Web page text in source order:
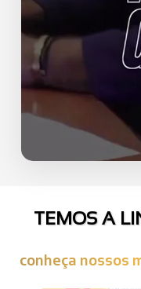
TEMOS A
conheça nossos